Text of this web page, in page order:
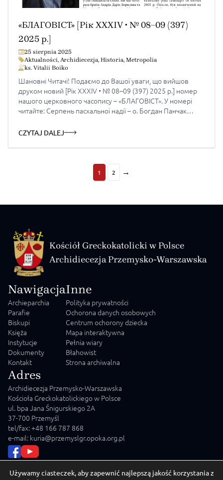
«БЛАГОВІСТ» [Рік XXXIV • № 08–09 (397)
2025 р.]
25 sierpnia 2025
Aktualności, Archidiecezja, Historia, Metropolia
ks. Vitalii Boiko
Шановні Читачі! Подаємо до Вашої уваги, що вийшов
друком новий [Рік XXXIV • № 08–09 (397) 2025 р.] номер
нашого церковного часопису – «БЛАГОВІСТ». У номері
читайте: Серпень пасхальної надії – о. Богдан Панчак
Єпископів Української Греко-Католицької Церкви 2025
Блаженніший Святослав […]
CZYTAJ DALEJ
1 2 →
Kościół Greckokatolicki w Polsce
Archidiecezja Przemysko-Warszawska
Nawigacja
Archieparchia
Parafie
Biskupi
Księża
Instytucje
Dokumenty
Kontakt
Inne
Polityka prywatności
Ochorona danych osobowych
Centrum ochorony dziecka
Mapa interaktywna
Pełnia wiary
Błahowist
Strona archiwalna
Adres
Archidiecezja Przemysko-Warszawska
Kościoła Greckokatolickiego w Polsce
ul. bpa Jana Śnigurskiego 2A
37-700 Przemyśl
tel/fax: +48 166 787 868
e-mail: kuria@przemyslgr.opoka.org.pl
Używamy ciasteczek, aby zapewnić najlepszą jakość korzystania z